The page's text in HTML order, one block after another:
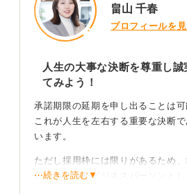
畠山 千春
プロフィールを見
人生の大事な決断を尊重し
てみよう！
承諾期限の延期を申し出ることは
これが人生を左右する重要な決断
います。
ただし採用枠には限りがあるため
伝えることがビジネスパーソンとし
⋯続きを読む▼